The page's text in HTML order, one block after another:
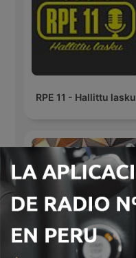
RPE 11 - Hallittu lasku